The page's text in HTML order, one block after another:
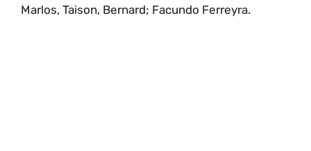
Marlos, Taison, Bernard; Facundo Ferreyra.